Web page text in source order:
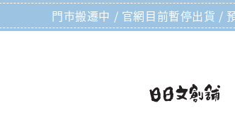
門市搬遷中 / 官網目前暫停出貨 /